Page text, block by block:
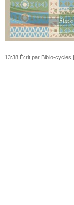
13:38 Écrit par Biblio-cycles |